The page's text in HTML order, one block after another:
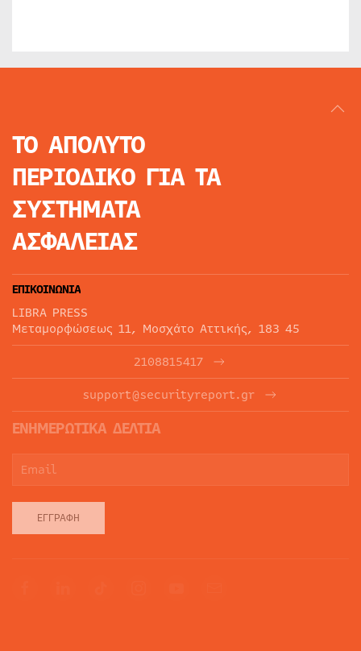
ΤΟ ΑΠΟΛΥΤΟ
ΠΕΡΙΟΔΙΚΟ ΓΙΑ ΤΑ
ΣΥΣΤΗΜΑΤΑ
ΑΣΦΑΛΕΙΑΣ
ΕΠΙΚΟΙΝΩΝΙΑ
LIBRA PRESS
Μεταμορφώσεως 11, Μοσχάτο Αττικής, 183 45
2108815417
support@securityreport.gr
ΕΝΗΜΕΡΩΤΙΚΑ ΔΕΛΤΙΑ
ΕΓΓΡΑΦΉ